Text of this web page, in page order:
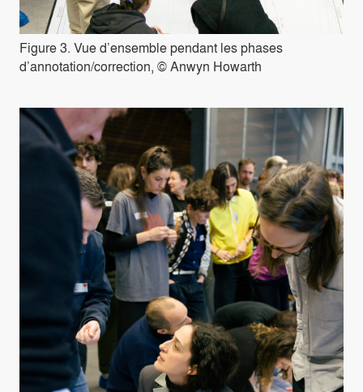
Figure 3. Vue d’ensemble pendant les phases
d’annotation/correction, © Anwyn Howarth